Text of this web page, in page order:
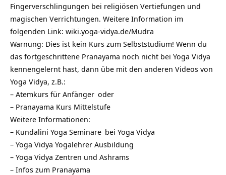
Fingerverschlingungen bei religiösen Vertiefungen und
magischen Verrichtungen. Weitere Information im
folgenden Link: wiki.yoga-vidya.de/Mudra
Warnung: Dies ist kein Kurs zum Selbststudium! Wenn du
das fortgeschrittene Pranayama noch nicht bei Yoga Vidya
kennengelernt hast, dann übe mit den anderen Videos von
Yoga Vidya, z.B.:
– Atemkurs für Anfänger oder
– Pranayama Kurs Mittelstufe
Weitere Informationen:
– Kundalini Yoga Seminare bei Yoga Vidya
– Yoga Vidya Yogalehrer Ausbildung
– Yoga Vidya Zentren und Ashrams
– Infos zum Pranayama